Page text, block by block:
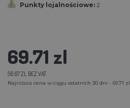
Punkty lojalnościowe: 2
69.71 zl
56.67 ZL BEZ VAT
Najniższa cena w ciągu ostatnich 30 dni - 69.71 zl